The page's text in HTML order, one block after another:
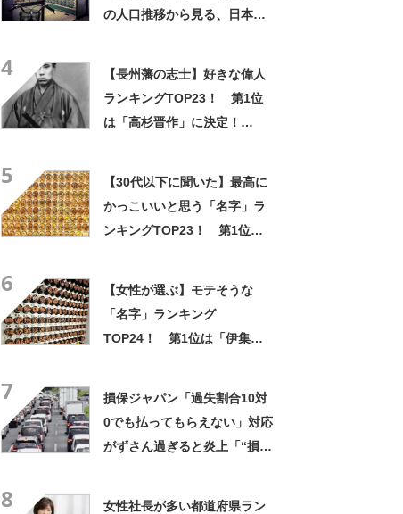
の人口推移から見る、日本近
4
【長州藩の志士】好きな偉人
ランキングTOP23！ 第1位
は「高杉晋作」に決定！
5
【30代以下に聞いた】最高に
かっこいいと思う「名字」ラ
ンキングTOP23！ 第1位は
6
【女性が選ぶ】モテそうな
「名字」ランキング
TOP24！ 第1位は「伊集
7
損保ジャパン「過失割合10対
0でも払ってもらえない」対応
がずさん過ぎると炎上「“損保
8
女性社長が多い都道府県ラン